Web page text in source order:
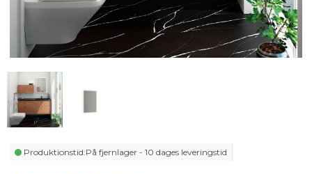
Produktionstid:På fjernlager - 10 dages leveringstid